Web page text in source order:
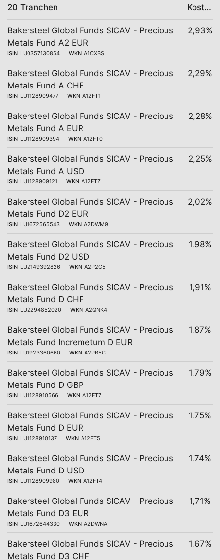
20 Tranchen Kosten
Bakersteel Global Funds SICAV - Precious
Metals Fund A2 EUR
ISIN LU0357130854 WKN A1CXBS
2,93%
Bakersteel Global Funds SICAV - Precious
Metals Fund A CHF
ISIN LU1128909477 WKN A12FT1
2,29%
Bakersteel Global Funds SICAV - Precious
Metals Fund A EUR
ISIN LU1128909394 WKN A12FT0
2,28%
Bakersteel Global Funds SICAV - Precious
Metals Fund A USD
ISIN LU1128909121 WKN A12FTZ
2,25%
Bakersteel Global Funds SICAV - Precious
Metals Fund D2 EUR
ISIN LU1672565543 WKN A2DWM9
2,02%
Bakersteel Global Funds SICAV - Precious
Metals Fund D2 USD
ISIN LU2149392826 WKN A2P2C5
1,98%
Bakersteel Global Funds SICAV - Precious
Metals Fund D CHF
ISIN LU2294852020 WKN A2QNK4
1,91%
Bakersteel Global Funds SICAV - Precious
Metals Fund Incremetum D EUR
ISIN LU1923360660 WKN A2PB5C
1,87%
Bakersteel Global Funds SICAV - Precious
Metals Fund D GBP
ISIN LU1128910566 WKN A12FT7
1,79%
Bakersteel Global Funds SICAV - Precious
Metals Fund D EUR
ISIN LU1128910137 WKN A12FT5
1,75%
Bakersteel Global Funds SICAV - Precious
Metals Fund D USD
ISIN LU1128909980 WKN A12FT4
1,74%
Bakersteel Global Funds SICAV - Precious
Metals Fund D3 EUR
ISIN LU1672644330 WKN A2DWNA
1,71%
Bakersteel Global Funds SICAV - Precious
Metals Fund D3 CHF
1,67%